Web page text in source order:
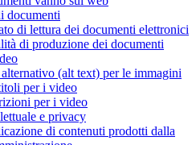
documenti
di lettura dei documenti elettronici
di produzione dei documenti
(alt text) per le immagini
per i video
per i video
e privacy
di contenuti prodotti dalla